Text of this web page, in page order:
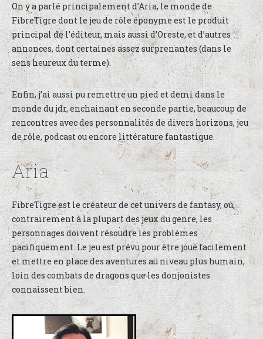
On y a parlé principalement d’Aria, le monde de
FibreTigre dont le jeu de rôle éponyme est le produit
principal de l’éditeur, mais aussi d’Oreste, et d’autres
annonces, dont certaines assez surprenantes (dans le
sens heureux du terme).
Enfin, j’ai aussi pu remettre un pied et demi dans le
monde du jdr, enchainant en seconde partie, beaucoup de
rencontres avec des personnalités de divers horizons, jeu
de rôle, podcast ou encore littérature fantastique.
Aria
FibreTigre est le créateur de cet univers de fantasy, où,
contrairement à la plupart des jeux du genre, les
personnages doivent résoudre les problèmes
pacifiquement. Le jeu est prévu pour être joué facilement
et mettre en place des aventures au niveau plus humain,
loin des combats de dragons que les donjonistes
connaissent bien.